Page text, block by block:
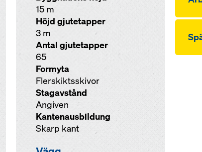
15 m
Höjd gjutetapper
3 m
Antal gjutetapper
65
Formyta
Flerskiktsskivor
Stagavstånd
Angiven
Kantenausbildung
Skarp kant